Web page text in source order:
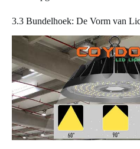
3.3 Bundelhoek: De Vorm van